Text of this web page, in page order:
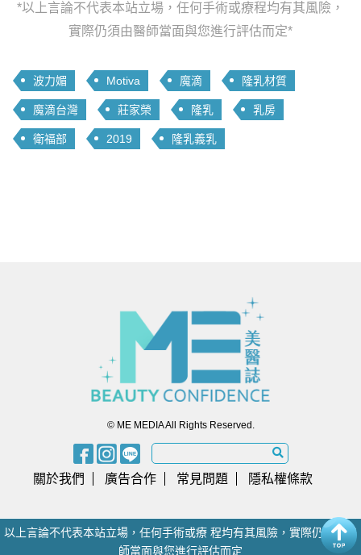
*以上言論不代表本站立場，任何手術或療程均有其風險，
實際仍須由醫師當面與您進行評估而定*
波力媚 Motiva 魔滴 隆乳材質
魔滴台灣 莊家榮 隆乳 乳房
衛福部 2019 隆乳義乳
© ME MEDIA All Rights Reserved.
關於我們 廣告合作 常見問題 隱私權條款
以上言論不代表本站立場，任何手術或療 程均有其風險，實際仍須由醫
師當面與您進行評估而定